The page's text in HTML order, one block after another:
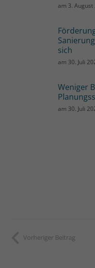
am 3. August
sich
am 30. Juli
Weniger
am 30. Juli
Vorheriger Beitrag